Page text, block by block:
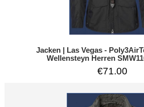
Jacken | Las Vegas -
Wellensteyn Herren
€71.00